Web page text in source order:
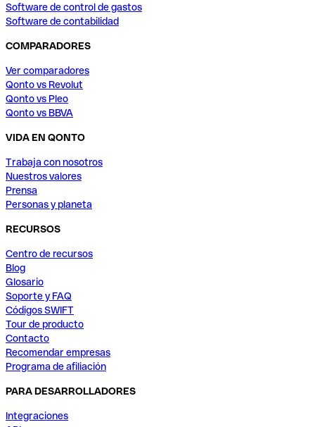
Software de control de gastos
Software de contabilidad
COMPARADORES
Ver comparadores
Qonto vs Revolut
Qonto vs Pleo
Qonto vs BBVA
VIDA EN QONTO
Trabaja con nosotros
Nuestros valores
Prensa
Personas y planeta
RECURSOS
Centro de recursos
Blog
Glosario
Soporte y FAQ
Códigos SWIFT
Tour de producto
Contacto
Recomendar empresas
Programa de afiliación
PARA DESARROLLADORES
Integraciones